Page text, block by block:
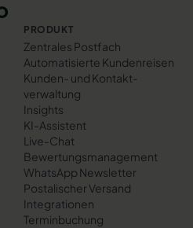
PRODUKT
Zentrales Postfach
Automatisierte Kundenreisen
Kunden- und Kontakt­
verwaltung
Insights
KI-Assistent
Live-Chat
Bewertungs­management
WhatsApp Newsletter
Postalischer Versand
Integrationen
Terminbuchung